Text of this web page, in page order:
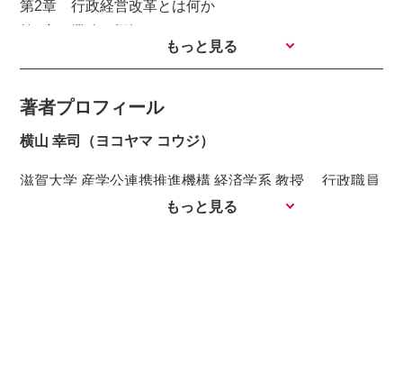
第2章 行政経営改革とは何か
第4章 補助金・負担金等歳出の見直し
第6章 総合計画の策定・進行管理と行政評価
第7章 指定管理者制度・PFIの実際
第9章 RPAを活用した業務効率化について
第10章 Media PlatformとAIの活用
もっと見る
著者プロフィール
横山 幸司（ヨコヤマ コウジ）
滋賀大学 産学公連携推進機構 経済学系 教授 行政職員
を経て2013年度より現職。行政職員の間に国、県、
もっと見る